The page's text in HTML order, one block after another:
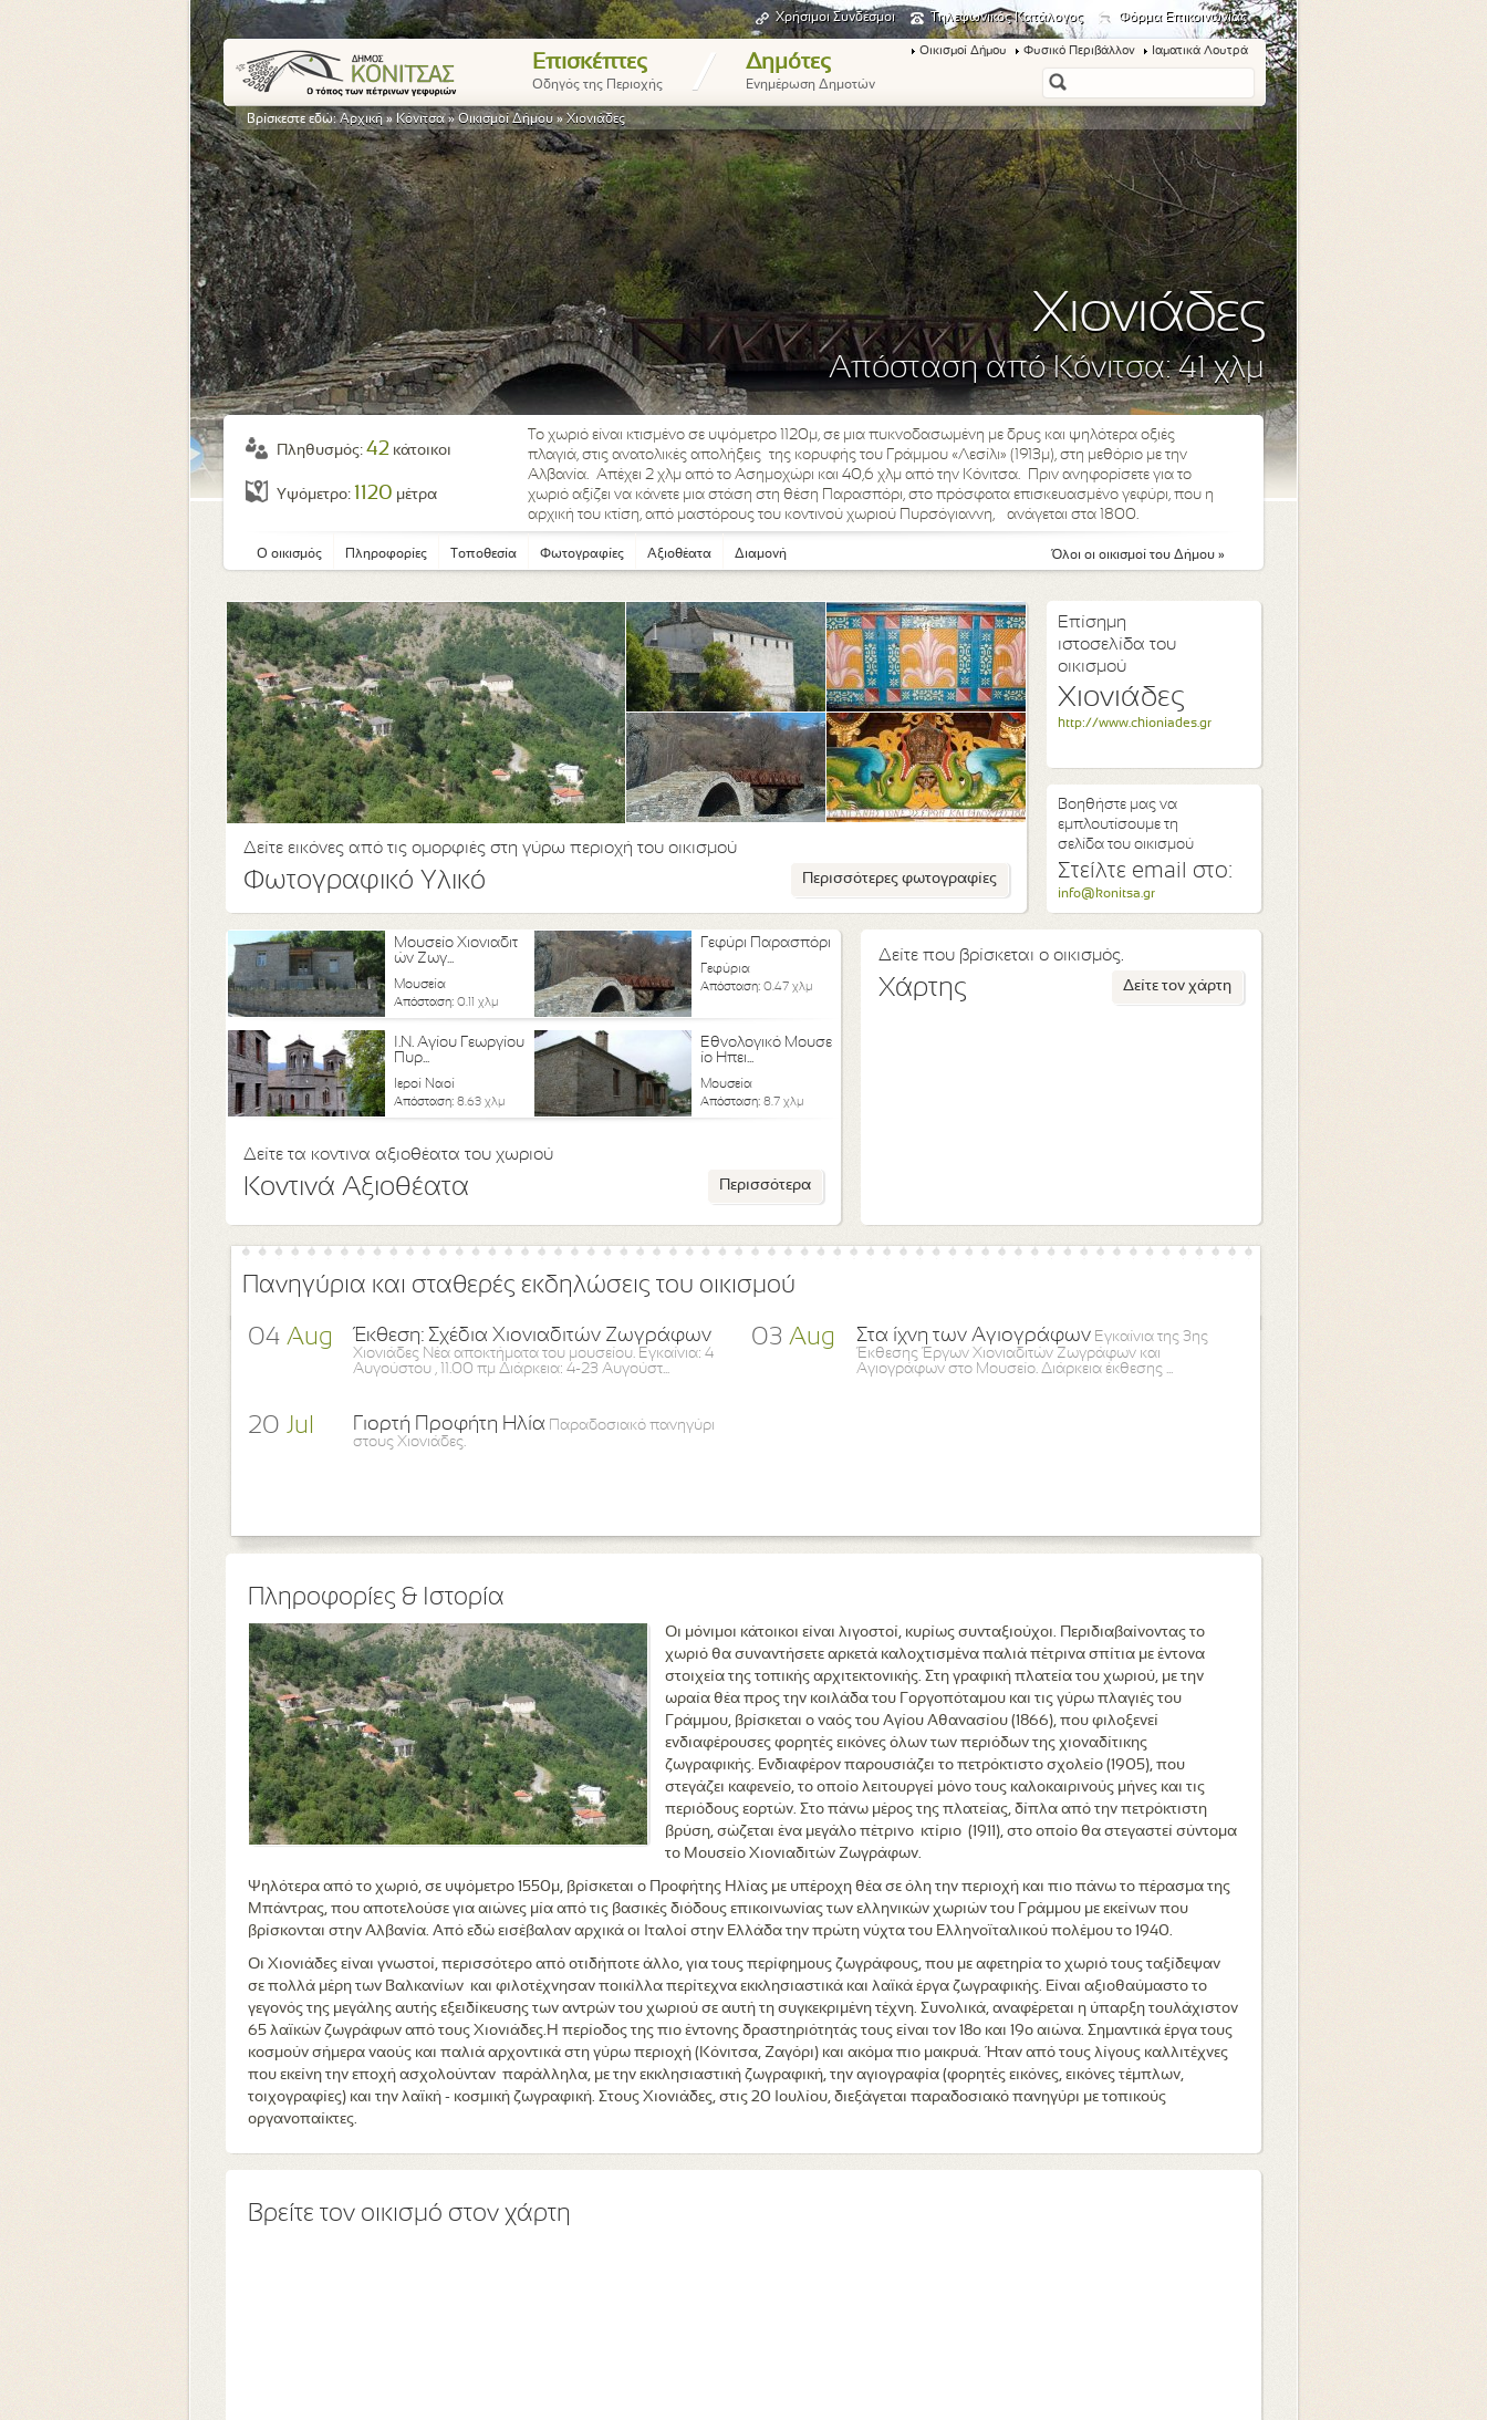
Χρήσιμοι Συνδέσμοι Τηλεφωνικός Κατάλογος Φόρμα Επικοινωνίας
Επισκέπτες
Οδηγός της Περιοχής / Δημότες
Ενημέρωση Δημοτών
Οικισμοί Δήμου Φυσικό Περιβάλλον Ιαματικά Λουτρά
Βρίσκεστε εδώ:Αρχική» Κόνιτσα»Οικισμοί Δήμου»Χιονιάδες
Χιονιάδες
Απόσταση από Κόνιτσα: 41 χλμ
Πληθυσμός: 42 κάτοικοι
Υψόμετρο: 1120 μέτρα
Το χωριό είναι κτισμένο σε υψόμετρο 1120μ, σε μια πυκνοδασωμένη με δρυς και ψηλότερα οξιές
πλαγιά, στις ανατολικές απολήξεις της κορυφής του Γράμμου «Λεσίλι» (1913μ), στη μεθόριο με την
Αλβανία. Απέχει 2 χλμ από το Ασημοχώρι και 40,6 χλμ από την Κόνιτσα. Πριν ανηφορίσετε για το
χωριό αξίζει να κάνετε μια στάση στη θέση Παρασπόρι, στο πρόσφατα επισκευασμένο γεφύρι, που η
αρχική του κτίση, από μαστόρους του κοντινού χωριού Πυρσόγιαννη, ανάγεται στα 1800.
Ο οικισμός Πληροφορίες Τοποθεσία Φωτογραφίες Αξιοθέατα Διαμονή Όλοι οι οικισμοί του Δήμου »
Δείτε εικόνες από τις ομορφιές στη γύρω περιοχή του οικισμού
Φωτογραφικό Υλικό Περισσότερες φωτογραφίες
Επίσημη
ιστοσελίδα του
οικισμού
Χιονιάδες
http://www.chioniades.gr
Βοηθήστε μας να
εμπλουτίσουμε τη
σελίδα του οικισμού
Στείλτε email στο:
info@konitsa.gr
Μουσείο Χιονιαδιτ
ών Ζωγ...
Μουσεία
Απόσταση: 0.11 χλμ
Γεφύρι Παρασπόρι
Γεφύρια
Απόσταση: 0.47 χλμ
I.N. Αγίου Γεωργίου
Πυρ...
Ιεροί Ναοί
Απόσταση: 8.63 χλμ
Εθνολογικό Μουσε
ίο Ηπει...
Μουσεία
Απόσταση: 8.7 χλμ
Δείτε τα κοντινα αξιοθέατα του χωριού
Κοντινά Αξιοθέατα Περισσότερα
Δείτε που βρίσκεται ο οικισμός.
Χάρτης Δείτε τον χάρτη
Πανηγύρια και σταθερές εκδηλώσεις του οικισμού
04 Aug Έκθεση: Σχέδια Χιονιαδιτών Ζωγράφων
Χιονιάδες Νέα αποκτήματα του μουσείου. Εγκαίνια: 4
Αυγούστου , 11.00 πμ Διάρκεια: 4-23 Αυγούστ...
03 Aug Στα ίχνη των Αγιογράφων Εγκαίνια της 3ης
Έκθεσης Έργων Χιονιαδιτών Ζωγράφων και
Αγιογράφων στο Μουσείο. Διάρκεια έκθεσης ...
20 Jul Γιορτή Προφήτη Ηλία Παραδοσιακό πανηγύρι
στους Χιονιάδες.
Πληροφορίες & Ιστορία
Οι μόνιμοι κάτοικοι είναι λιγοστοί, κυρίως συνταξιούχοι. Περιδιαβαίνοντας το
χωριό θα συναντήσετε αρκετά καλοχτισμένα παλιά πέτρινα σπίτια με έντονα
στοιχεία της τοπικής αρχιτεκτονικής. Στη γραφική πλατεία του χωριού, με την
ωραία θέα προς την κοιλάδα του Γοργοπόταμου και τις γύρω πλαγιές του
Γράμμου, βρίσκεται ο ναός του Αγίου Αθανασίου (1866), που φιλοξενεί
ενδιαφέρουσες φορητές εικόνες όλων των περιόδων της χιοναδίτικης
ζωγραφικής. Ενδιαφέρον παρουσιάζει το πετρόκτιστο σχολείο (1905), που
στεγάζει καφενείο, το οποίο λειτουργεί μόνο τους καλοκαιρινούς μήνες και τις
περιόδους εορτών. Στο πάνω μέρος της πλατείας, δίπλα από την πετρόκτιστη
βρύση, σώζεται ένα μεγάλο πέτρινο κτίριο (1911), στο οποίο θα στεγαστεί σύντομα
το Μουσείο Χιονιαδιτών Ζωγράφων.
Ψηλότερα από το χωριό, σε υψόμετρο 1550μ, βρίσκεται ο Προφήτης Ηλίας με υπέροχη θέα σε όλη την περιοχή και πιο πάνω το πέρασμα της
Μπάντρας, που αποτελούσε για αιώνες μία από τις βασικές διόδους επικοινωνίας των ελληνικών χωριών του Γράμμου με εκείνων που
βρίσκονται στην Αλβανία. Από εδώ εισέβαλαν αρχικά οι Ιταλοί στην Ελλάδα την πρώτη νύχτα του Ελληνοϊταλικού πολέμου το 1940.
Οι Χιονιάδες είναι γνωστοί, περισσότερο από οτιδήποτε άλλο, για τους περίφημους ζωγράφους, που με αφετηρία το χωριό τους ταξίδεψαν
σε πολλά μέρη των Βαλκανίων και φιλοτέχνησαν ποικίλλα περίτεχνα εκκλησιαστικά και λαϊκά έργα ζωγραφικής. Είναι αξιοθαύμαστο το
γεγονός της μεγάλης αυτής εξειδίκευσης των αντρών του χωριού σε αυτή τη συγκεκριμένη τέχνη. Συνολικά, αναφέρεται η ύπαρξη τουλάχιστον
65 λαϊκών ζωγράφων από τους Χιονιάδες.Η περίοδος της πιο έντονης δραστηριότητάς τους είναι τον 18ο και 19ο αιώνα. Σημαντικά έργα τους
κοσμούν σήμερα ναούς και παλιά αρχοντικά στη γύρω περιοχή (Κόνιτσα, Ζαγόρι) και ακόμα πιο μακρυά. Ήταν από τους λίγους καλλιτέχνες
που εκείνη την εποχή ασχολούνταν παράλληλα, με την εκκλησιαστική ζωγραφική, την αγιογραφία (φορητές εικόνες, εικόνες τέμπλων,
τοιχογραφίες) και την λαϊκή - κοσμική ζωγραφική. Στους Χιονιάδες, στις 20 Ιουλίου, διεξάγεται παραδοσιακό πανηγύρι με τοπικούς
οργανοπαίκτες.
Βρείτε τον οικισμό στον χάρτη